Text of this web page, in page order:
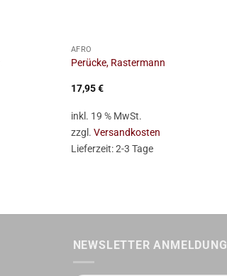
AFRO
Perücke, Rastermann
17,95€
inkl. 19 % MwSt.
zzgl. Versandkosten
Lieferzeit:2-3 Tage
NEWSLETTER ANMELDUNG